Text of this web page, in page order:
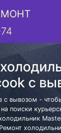
с
с вывозом -
поиски